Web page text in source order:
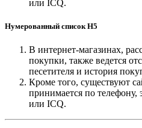
или ICQ.
Нумерованный список H5
В интернет-магазинах,
покупки, также ведется
песетителя и история
Кроме того, существуют
принимается по телефону,
или ICQ.